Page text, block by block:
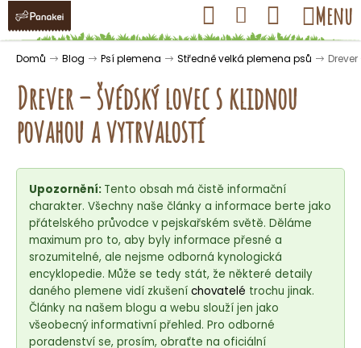
Přejít
obsah
Hledat Přihlášení
Nákupní
košík
Menu
Domů Blog Psí plemena Středně velká plemena psů
Drever – švédský lovec s klidnou
povahou a vytrvalostí
Upozornění: Tento obsah má čistě informační
charakter. Všechny naše články a informace berte jako
přátelského průvodce v pejskařském světě. Děláme
maximum pro to, aby byly informace přesné a
srozumitelné, ale nejsme odborná kynologická
encyklopedie. Může se tedy stát, že některé detaily
daného plemene vidí zkušení chovatelé trochu jinak.
Články na našem blogu a webu slouží jen jako
všeobecný informativní přehled. Pro odborné
poradenství se, prosím, obraťte na oficiální
K
o Zpět
Zpět
o